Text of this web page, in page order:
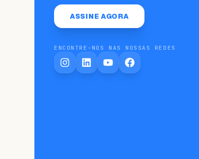
ASSINE AGORA
ENCONTRE-NOS NAS NOSSAS REDES